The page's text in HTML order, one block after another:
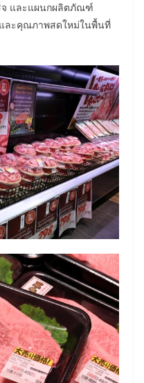
จ และแผนกผลิตภัณฑ์
ละคุณภาพสดใหม่ในพื้นที่